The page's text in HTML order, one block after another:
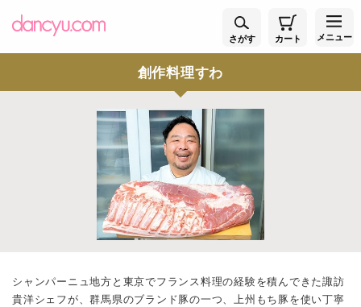
さがす カート メニュー
創作料理すわ
シャンパーニュ地方と東京でフランス料理の経験を積んできた諏訪
貴洋シェフが、群馬県のブランド豚の一つ、上州もち豚を使い丁寧